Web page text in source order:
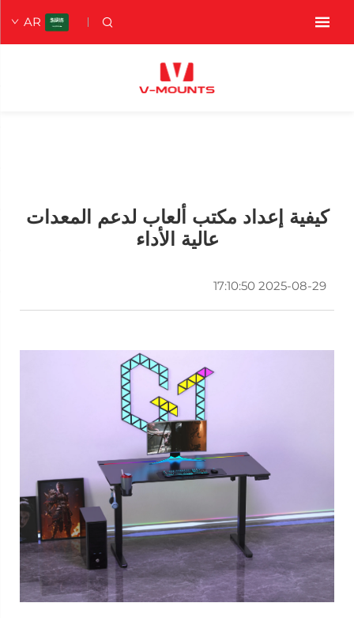
AR
كيفية إعداد مكتب ألعاب لدعم المعدات
عالية الأداء
2025-08-29 17:10:50